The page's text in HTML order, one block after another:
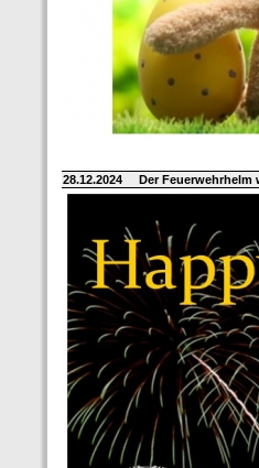
28.12.2024 Der